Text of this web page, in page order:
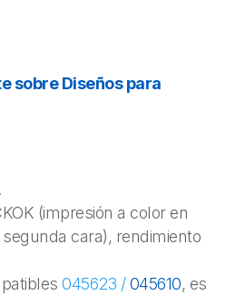
sobre Diseños para
.
(impresión a color en
cara), rendimiento
045623 /045610, es